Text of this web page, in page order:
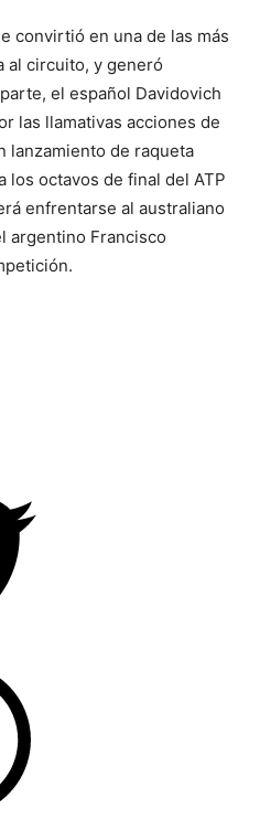
convirtió en una de las más
al circuito, y generó
el español Davidovich
las llamativas acciones de
de raqueta
los octavos de final del ATP
enfrentarse al australiano
argentino Francisco